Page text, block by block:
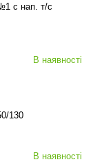
с нап. т/с
В наявності
130
В наявності